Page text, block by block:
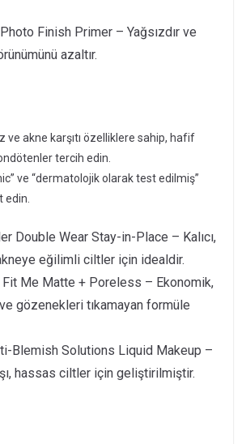
Finish Primer – Yağsızdır ve
azaltır.
ve akne karşıtı özelliklere sahip, hafif
tercih edin.
ve “dermatolojik olarak test edilmiş”
Double Wear Stay-in-Place – Kalıcı,
eğilimli ciltler için idealdir.
Me Matte + Poreless – Ekonomik,
gözenekleri tıkamayan formüle
Blemish Solutions Liquid Makeup –
hassas ciltler için geliştirilmiştir.